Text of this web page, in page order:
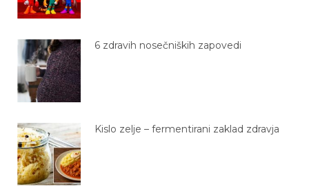
6 zdravih nosečniških zapovedi
Kislo zelje – fermentirani zaklad zdravja